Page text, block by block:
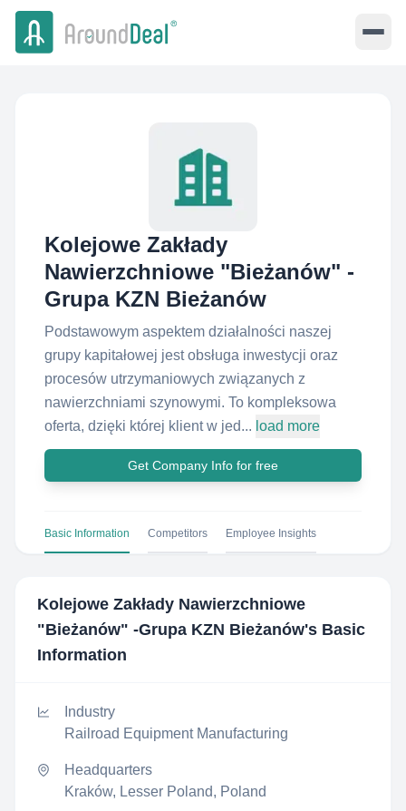
Kolejowe Zakłady
Nawierzchniowe "Bieżanów" -
Grupa KZN Bieżanów
Podstawowym aspektem działalności naszej
grupy kapitałowej jest obsługa inwestycji oraz
procesów utrzymaniowych związanych z
nawierzchniami szynowymi. To kompleksowa
oferta, dzięki której klient w jed... load more
Get Company Info for free
Basic Information Competitors Employee Insights
Kolejowe Zakłady Nawierzchniowe
"Bieżanów" -Grupa KZN Bieżanów's Basic
Information
Industry
Railroad Equipment Manufacturing
Headquarters
Kraków, Lesser Poland, Poland